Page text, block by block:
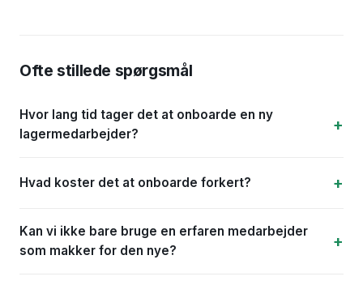
Ofte stillede spørgsmål
Hvor lang tid tager det at onboarde en ny
lagermedarbejder?
Hvad koster det at onboarde forkert?
Kan vi ikke bare bruge en erfaren medarbejder
som makker for den nye?